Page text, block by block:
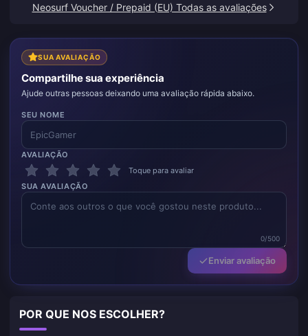
Neosurf Voucher / Prepaid (EU) Todas as avaliações
SUA AVALIAÇÃO
Compartilhe sua experiência
Ajude outras pessoas deixando uma avaliação rápida abaixo.
SEU NOME
AVALIAÇÃO
Toque para avaliar
SUA AVALIAÇÃO
0/500
Enviar avaliação
POR QUE NOS ESCOLHER?